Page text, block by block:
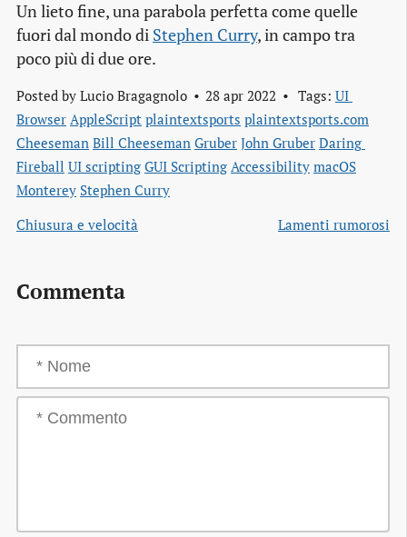
Un lieto fine, una parabola perfetta come quelle
fuori dal mondo di Stephen Curry, in campo tra
poco più di due ore.
Posted by Lucio Bragagnolo 28 apr 2022 Tags: UI
Browser AppleScript plaintextsports plaintextsports.com
Cheeseman Bill Cheeseman Gruber John Gruber Daring
Fireball UI scripting GUI Scripting Accessibility macOS
Monterey Stephen Curry
Chiusura e velocità
Lamenti rumorosi
Commenta